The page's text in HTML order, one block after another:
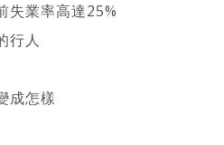
失業率高達25%
行人
成怎樣